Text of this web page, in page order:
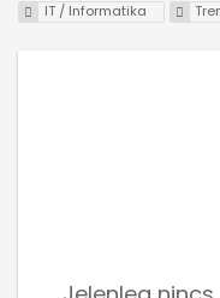
IT / Informatika